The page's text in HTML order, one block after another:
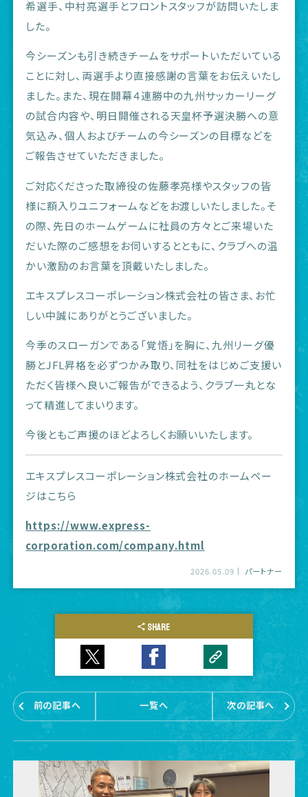
希選手、中村亮選手とフロントスタッフが訪問いたしま
した。
今シーズンも引き続きチームをサポートいただいている
ことに対し、両選手より直接感謝の言葉をお伝えいたし
ました。また、現在開幕４連勝中の九州サッカーリーグ
の試合内容や、明日開催される天皇杯予選決勝への意
気込み、個人およびチームの今シーズンの目標などを
ご報告させていただきました。
ご対応くださった取締役の佐藤孝亮様やスタッフの皆
様に額入りユニフォームなどをお渡しいたしました。そ
の際、先日のホームゲームに社員の方々とご来場いた
だいた際のご感想をお伺いするとともに、クラブへの温
かい激励のお言葉を頂戴いたしました。
エキスプレスコーポレーション株式会社の皆さま、お忙
しい中誠にありがとうございました。
今季のスローガンである「覚悟」を胸に、九州リーグ優
勝とJFL昇格を必ずつかみ取り、同社をはじめご支援い
ただく皆様へ良いご報告ができるよう、クラブ一丸とな
って精進してまいります。
今後ともご声援のほどよろしくお願いいたします。
エキスプレスコーポレーション株式会社のホームペー
ジはこちら
https://www.express-
corporation.com/company.html
2026.05.09 パートナー
SHARE
前の記事へ 一覧へ 次の記事へ